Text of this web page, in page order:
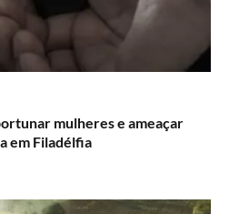
mulheres e ameaçar
em Filadélfia